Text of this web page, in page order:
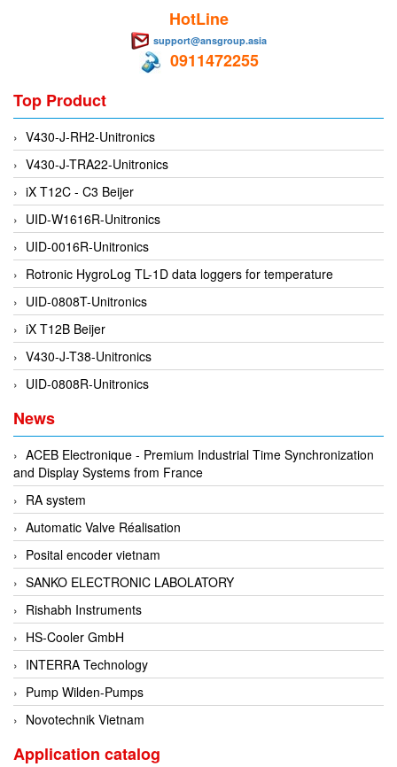
Dandong Huayu
Danfoss
Datalogic Vietnam
Datexel
Debron VietNam
DEIF
Delmhorst VietNam
DELTA
Delta Ohm
Delta sensor
Delta-mobrey
DEMA Engineering/ Foam- IT
DESAX
DET-TRONICS
Deublin
Diakont
Dias Infrared
DINA Elektronik
Dinel
Di-Soric
Di-Soric
Dixon Valve
Doctor Led Vietnam
DOLD - Autho ANS
Dold Vietnam
HotLine
support@ansgroup.asia
0911472255
Top Product
V430-J-RH2-Unitronics
V430-J-TRA22-Unitronics
iX T12C - C3 Beijer
UID-W1616R-Unitronics
UID-0016R-Unitronics
Rotronic HygroLog TL-1D data loggers for temperature
UID-0808T-Unitronics
iX T12B Beijer
V430-J-T38-Unitronics
UID-0808R-Unitronics
News
ACEB Electronique - Premium Industrial Time Synchronization
and Display Systems from France
RA system
Automatic Valve Réalisation
Posital encoder vietnam
SANKO ELECTRONIC LABOLATORY
Rishabh Instruments
HS-Cooler GmbH
INTERRA Technology
Pump Wilden-Pumps
Novotechnik Vietnam
Application catalog